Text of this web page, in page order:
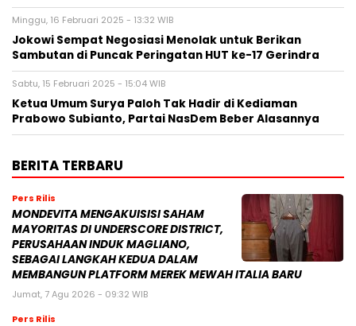
Minggu, 16 Februari 2025 - 13:32 WIB
Jokowi Sempat Negosiasi Menolak untuk Berikan
Sambutan di Puncak Peringatan HUT ke-17 Gerindra
Sabtu, 15 Februari 2025 - 15:04 WIB
Ketua Umum Surya Paloh Tak Hadir di Kediaman
Prabowo Subianto, Partai NasDem Beber Alasannya
BERITA TERBARU
Pers Rilis
MONDEVITA MENGAKUISISI SAHAM
MAYORITAS DI UNDERSCORE DISTRICT,
PERUSAHAAN INDUK MAGLIANO,
SEBAGAI LANGKAH KEDUA DALAM
MEMBANGUN PLATFORM MEREK MEWAH ITALIA BARU
Jumat, 7 Agu 2026 - 09:32 WIB
Pers Rilis